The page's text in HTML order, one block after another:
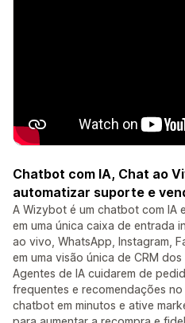
Chatbot com IA, Chat ao
automatizar suporte e
A Wizybot é um chatbot com IA
em uma única caixa de entrada
ao vivo, WhatsApp, Instagram,
em uma visão única de CRM
Agentes de IA cuidarem de
frequentes e recomendações
chatbot em minutos e ative